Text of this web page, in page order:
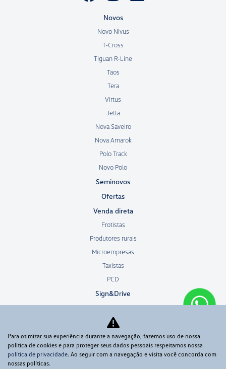
Novos
Novo Nivus
T-Cross
Tiguan R-Line
Taos
Tera
Virtus
Jetta
Nova Saveiro
Nova Amarok
Polo Track
Novo Polo
Seminovos
Ofertas
Venda direta
Frotistas
Produtores rurais
Microempresas
Taxistas
PCD
Sign&Drive
Best-drive
Consórcio
Peças e Acessórios
Oficina
Para otimizar sua experiência durante a navegação, fazemos uso de nossa
política de cookies e para proteger seus dados pessoais respeitamos nossa
política de privacidade. Ao seguir com a navegação e visita você concorda com
nossas políticas.